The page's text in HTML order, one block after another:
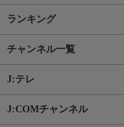
ランキング
チャンネル一覧
J:テレ
J:COMチャンネル